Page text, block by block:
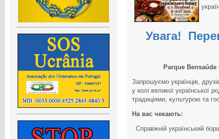
Увага!
Parque Bensaúde
Запрошуємо українців,
у колі великої української
традиціями, культурою та
На вас чекають:
Справжній український